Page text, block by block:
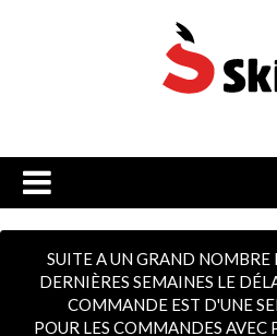
SUITE A UN GRAND NOMBRE
DERNIÈRES SEMAINES LE
COMMANDE EST D'UNE
POUR LES COMMANDES AVEC